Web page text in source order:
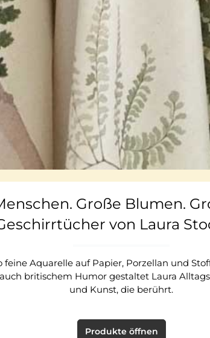
Große Blumen.
von Laura
feine Aquarelle auf Papier, Porzellan und
britischem Humor gestaltet Laura
und Kunst, die berührt.
Produkte öffnen